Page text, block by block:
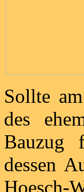
Sollte
des
Bauzug
dessen
Hoesch-